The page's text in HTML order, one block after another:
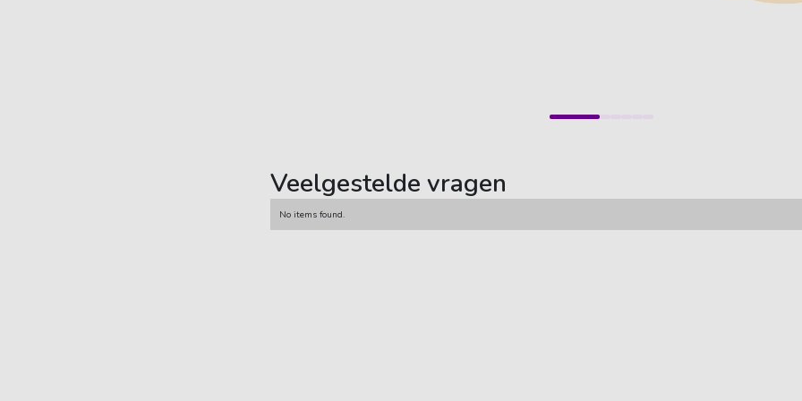
Veelgestelde vragen
No items found.